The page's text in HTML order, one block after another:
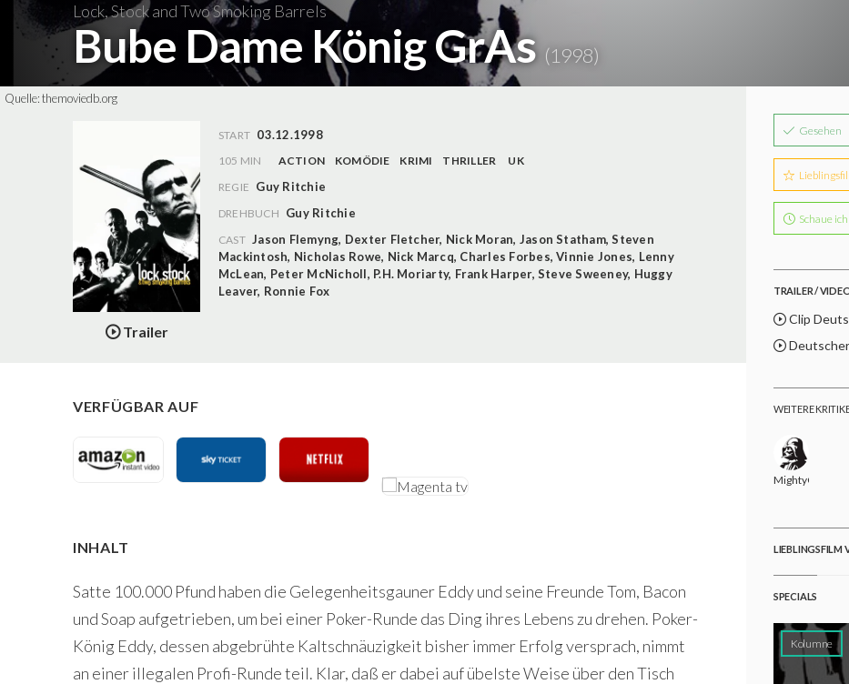
Lock, Stock and Two Smoking Barrels
Bube Dame König GrAs (1998)
Quelle:themoviedb.org
Trailer
START 03.12.1998
105 MIN ACTION KOMÖDIE KRIMI THRILLER
UK
REGIE Guy Ritchie
DREHBUCH Guy Ritchie
CAST Jason Flemyng, Dexter Fletcher, Nick Moran, Jason Statham,Steven
Mackintosh, Nicholas Rowe, Nick Marcq, Charles Forbes,Vinnie Jones, Lenny
McLean, Peter McNicholl, P.H. Moriarty, Frank Harper,Steve Sweeney, Huggy
Leaver, Ronnie Fox
VERFÜGBAR AUF
INHALT
Satte 100.000 Pfund haben die Gelegenheitsgauner Eddy und seine Freunde Tom, Bacon
und Soap aufgetrieben, um bei einer Poker-Runde das Ding ihres Lebens zu drehen. Poker-
König Eddy, dessen abgebrühte Kaltschnäuzigkeit bisher immer Erfolg versprach, nimmt
an einer illegalen Profi-Runde teil. Klar, daß er dabei auf übelste Weise über den Tisch
Gesehen
Schaue
TRAILER /
Clip
WEITERE
MightyG
LIEBLINGSFILM
SPECIALS
Kolumne